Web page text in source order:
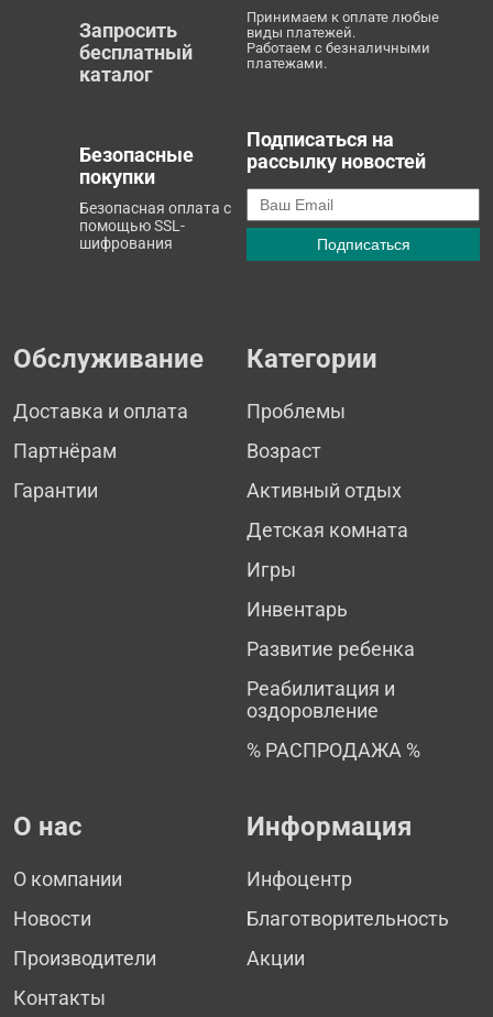
Запросить
бесплатный
каталог
Принимаем к оплате любые
виды платежей.
Работаем с безналичными
платежами.
Безопасные
покупки
Безопасная оплата с
помощью SSL-
шифрования
Подписаться на
рассылку новостей
Обслуживание
Доставка и оплата
Партнёрам
Гарантии
Категории
Проблемы
Возраст
Активный отдых
Детская комната
Игры
Инвентарь
Развитие ребенка
Реабилитация и
оздоровление
% РАСПРОДАЖА %
О нас
О компании
Новости
Производители
Контакты
Информация
Инфоцентр
Благотворительность
Акции